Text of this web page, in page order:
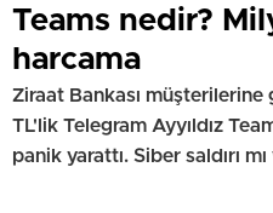
Teams nedir?
harcama
Ziraat Bankası müşterilerine
TL'lik Telegram Ayyıldız
panik yarattı. Siber saldırı